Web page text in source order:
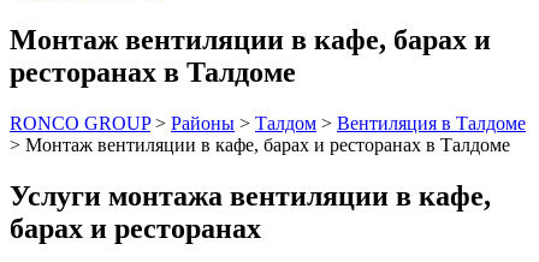
Монтаж вентиляции в кафе, барах и
ресторанах в Талдоме
RONCO GROUP> Районы > Талдом > Вентиляция в Талдоме
> Монтаж вентиляции в кафе, барах и ресторанах в Талдоме
Услуги монтажа вентиляции в кафе,
барах и ресторанах